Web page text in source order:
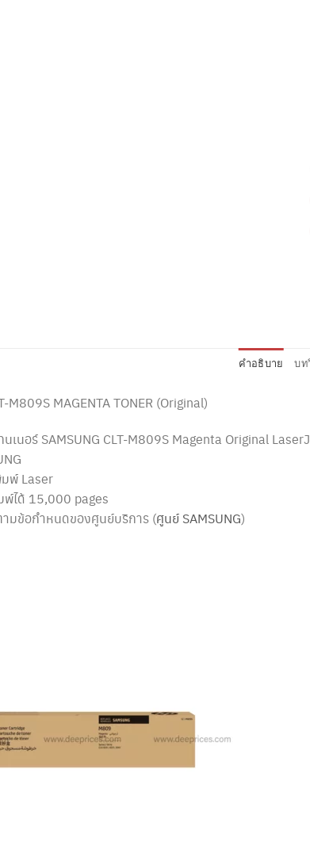
คำอธิบาย บท
M809S MAGENTA TONER (Original)
เนอร์ SAMSUNG CLT-M809S Magenta Original
มพ์ Laser
ได้ 15,000 pages
ามข้อกำหนดของศูนย์บริการ (ศูนย์ SAMSUNG)